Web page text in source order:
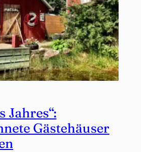
Jahres“:
Gästehäuser